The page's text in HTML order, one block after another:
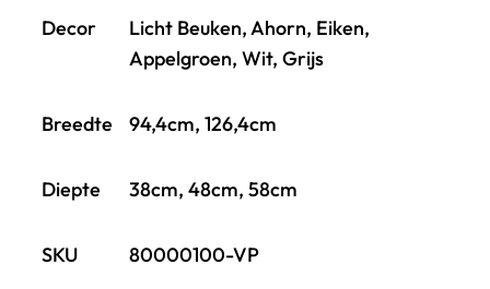
Decor
Licht Beuken, Ahorn, Eiken,
Appelgroen, Wit, Grijs
Breedte 94,4cm, 126,4cm
Diepte 38cm, 48cm, 58cm
SKU 80000100-VP